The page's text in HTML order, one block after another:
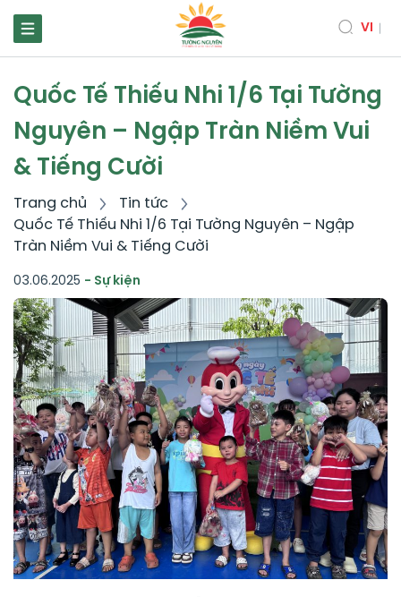
VI
Quốc Tế Thiếu Nhi 1/6 Tại Tường
Nguyên – Ngập Tràn Niềm Vui
& Tiếng Cười
Trang chủ
Tin tức
Quốc Tế Thiếu Nhi 1/6 Tại Tường Nguyên – Ngập
Tràn Niềm Vui & Tiếng Cười
03.06.2025 - Sự kiện